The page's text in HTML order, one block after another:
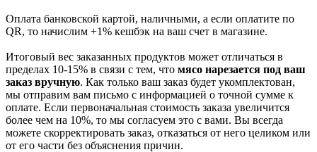
Оплата банковской картой, наличными, а если оплатите по
QR, то начислим +1% кешбэк на ваш счет в магазине.
Итоговый вес заказанных продуктов может отличаться в
пределах 10-15% в связи с тем, что мясо нарезается под ваш
заказ вручную. Как только ваш заказ будет укомплектован,
мы отправим вам письмо с информацией о точной сумме к
оплате. Если первоначальная стоимость заказа увеличится
более чем на 10%, то мы согласуем это с вами. Вы всегда
можете скорректировать заказ, отказаться от него целиком или
от его части без объяснения причин.